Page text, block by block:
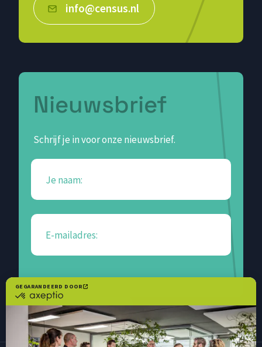
info@census.nl
Nieuwsbrief
Schrijf je in voor onze nieuwsbrief.
Je naam:
E-mailadres:
Versturen